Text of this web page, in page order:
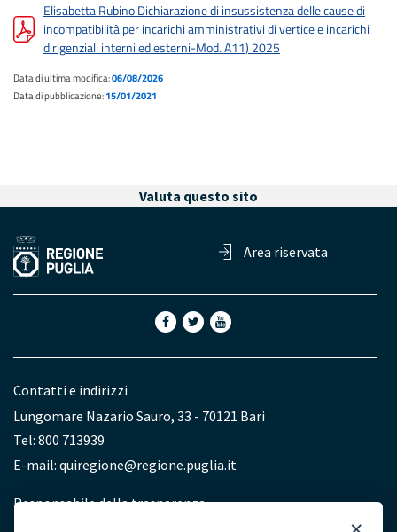
Elisabetta Rubino Dichiarazione di insussistenza delle cause di
incompatibilità per incarichi amministrativi di vertice e incarichi
dirigenziali interni ed esterni-Mod. A11) 2025
Data di ultima modifica:06/08/2026
Data di pubblicazione:15/01/2021
Valuta questo sito
Area riservata
Contatti e indirizzi
Lungomare Nazario Sauro, 33 - 70121 Bari
Tel: 800 713939
E-mail: quiregione@regione.puglia.it
Redazione
Responsabile della trasparenza